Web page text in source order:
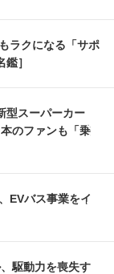
ラクになる「サポ
］
型スーパーカー
のファンも「乗
EVバス事業をイ
駆動力を喪失す